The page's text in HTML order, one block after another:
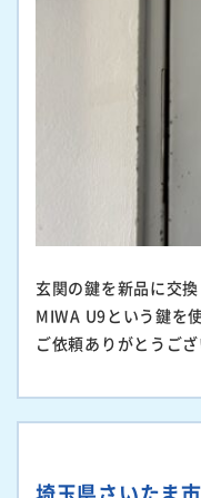
玄関の鍵を新品に交
MIWA U9という鍵を
ご依頼ありがとうご
埼玉県さいたま